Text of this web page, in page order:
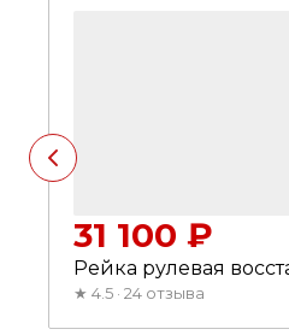
31 100 ₽
Рейка рулевая
★ 4.5 · 24 отзыва